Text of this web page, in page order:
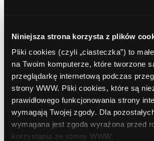
Niniejsza strona korzysta z plików
Pliki cookies (czyli „ciasteczka”) to
na Twoim komputerze, które tworzone
przeglądarkę internetową podczas
strony WWW. Pliki cookies, które są
prawidłowego funkcjonowania strony
wymagają Twojej zgody. Dla
wymagana jest zgoda wyrażona przed
korzystania ze strony WWW.
grudzień 2025
listopad 2025
październik 2025
wrzesień 2025
sierpień 2025